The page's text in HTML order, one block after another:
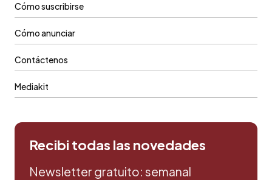
Cómo suscribirse
Cómo anunciar
Contáctenos
Mediakit
Recibi todas las novedades
Newsletter gratuito: semanal